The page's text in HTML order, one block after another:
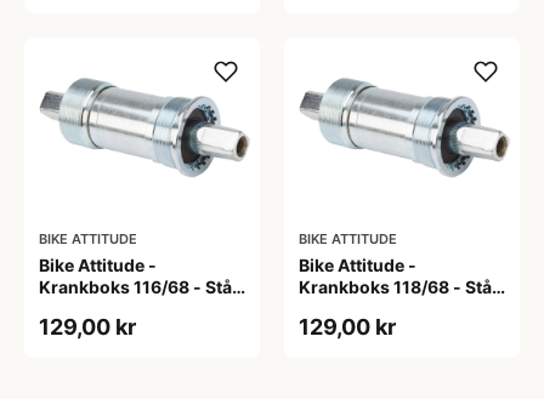
BIKE ATTITUDE
Bike Attitude -
Krankboks 116/68 - Stål
129,00 kr
BIKE ATTITUDE
Bike Attitude -
Krankboks 118/68 - Stål
129,00 kr